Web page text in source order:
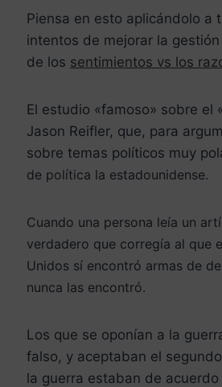
Piensa en esto aplicándolo a
intentos de mejorar la
de los sentimientos vs los
El estudio «famoso» sobre
Jason Reifler, que, para
sobre temas políticos muy
de política la estadounidense.
Cuando una persona leía un
verdadero que corregía al que
Unidos sí encontró armas de
nunca las encontró.
Los que se oponían a la
falso, y aceptaban el
la guerra estaban de